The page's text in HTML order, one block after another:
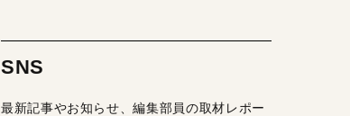
SNS
最新記事やお知らせ、編集部員の取材レポー